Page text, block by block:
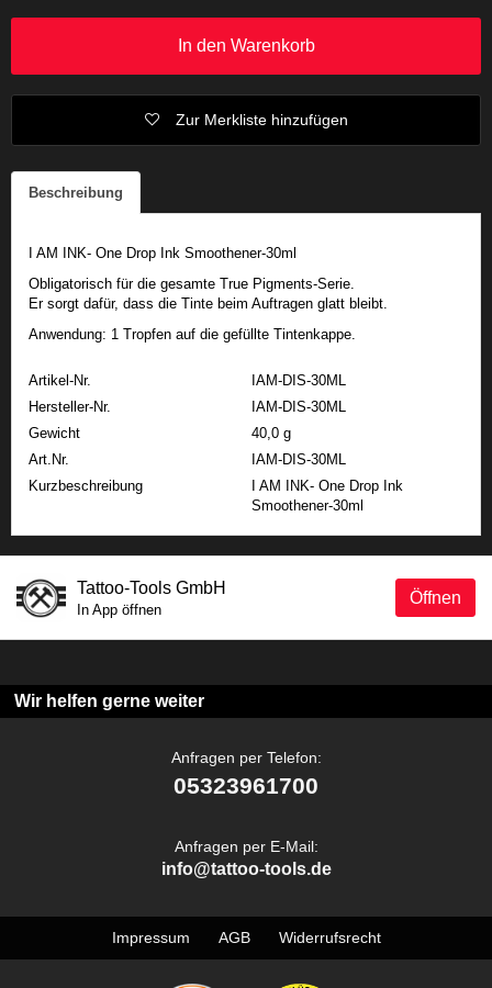
In den Warenkorb
Zur Merkliste hinzufügen
Beschreibung
I AM INK- One Drop Ink Smoothener-30ml
Obligatorisch für die gesamte True Pigments-Serie.
Er sorgt dafür, dass die Tinte beim Auftragen glatt bleibt.
Anwendung: 1 Tropfen auf die gefüllte Tintenkappe.
Artikel-Nr.
IAM-DIS-30ML
Hersteller-Nr.
IAM-DIS-30ML
Gewicht
40,0 g
Art.Nr.
IAM-DIS-30ML
Kurzbeschreibung
I AM INK- One Drop Ink
Smoothener-30ml
Öffnen
Tattoo-Tools GmbH
In App öffnen
Wir helfen gerne weiter
Anfragen per Telefon:
05323961700
Anfragen per E-Mail:
info@tattoo-tools.de
Impressum AGB Widerrufsrecht